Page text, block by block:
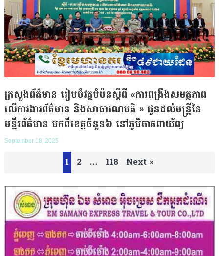
ក្រសួងព័ត៌មាន រៀបចំវគ្គបំប៉នស្តីពី «ការពង្រឹងសមត្ថភាព
លើការងារព័ត៌មាន និងសាធារណមតិ » ជូនដល់មន្រ្តីនៃ
មន្ទីរព័ត៌មាន មកពីខេត្តចំនួន៦ នៅភូមិភាគពាយ័ព្យ
September 18, 2025
o
t
1 2 … 118 Next »